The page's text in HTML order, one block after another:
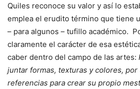
Quiles reconoce su valor y así lo
emplea el erudito término que tiene
– para algunos – tufillo académico.
claramente el carácter de esa
caber dentro del campo de las artes:
juntar formas, texturas y colores, por
referencias para crear su propio